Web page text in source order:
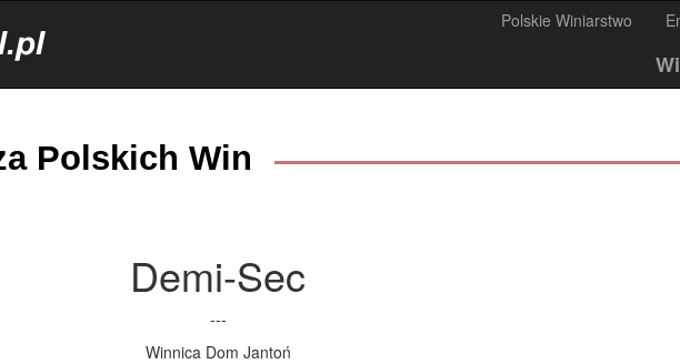
Polskie Winiarstwo
Polskich Win
Demi-Sec
---
Winnica Dom Jantoń